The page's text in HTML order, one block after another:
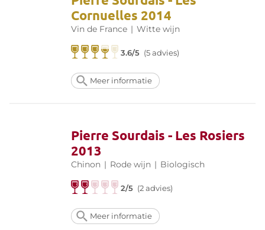
Cornuelles 2014
Vin de France | Witte wijn
3.6/5 (5 advies)
Meer informatie
Pierre Sourdais - Les Rosiers
2013
Chinon | Rode wijn | Biologisch
2/5 (2 advies)
Meer informatie